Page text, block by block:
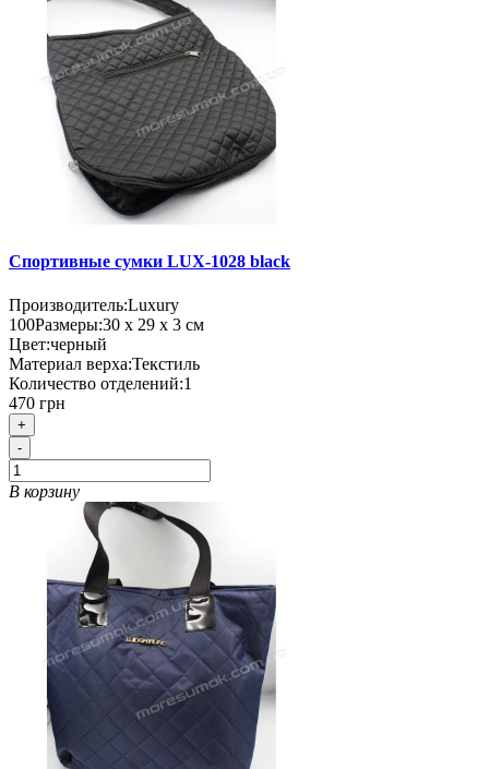
Спортивные сумки LUX-1028 black
Производитель:Luxury
100Размеры:30 х 29 х 3 см
Цвет:черный
Материал верха:Текстиль
Количество отделений:1
470 грн
+
-
В корзину